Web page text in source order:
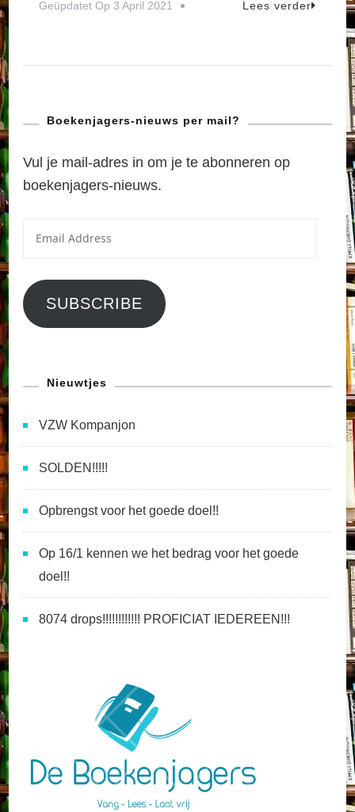
Geüpdatet Op 3 April 2021 Lees verder
Boekenjagers-nieuws per mail?
Vul je mail-adres in om je te abonneren op
boekenjagers-nieuws.
SUBSCRIBE
Nieuwtjes
VZW Kompanjon
SOLDEN!!!!!
Opbrengst voor het goede doel!!
Op 16/1 kennen we het bedrag voor het goede
doel!!
8074 drops!!!!!!!!!!!! PROFICIAT IEDEREEN!!!